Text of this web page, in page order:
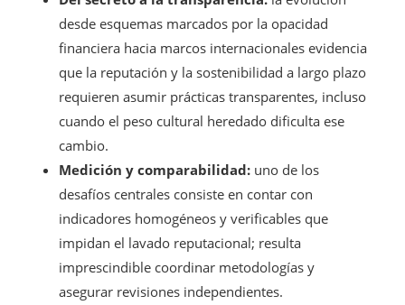
desde esquemas marcados por la opacidad
financiera hacia marcos internacionales evidencia
que la reputación y la sostenibilidad a largo plazo
requieren asumir prácticas transparentes, incluso
cuando el peso cultural heredado dificulta ese
cambio.
Medición y comparabilidad: uno de los
desafíos centrales consiste en contar con
indicadores homogéneos y verificables que
impidan el lavado reputacional; resulta
imprescindible coordinar metodologías y
asegurar revisiones independientes.